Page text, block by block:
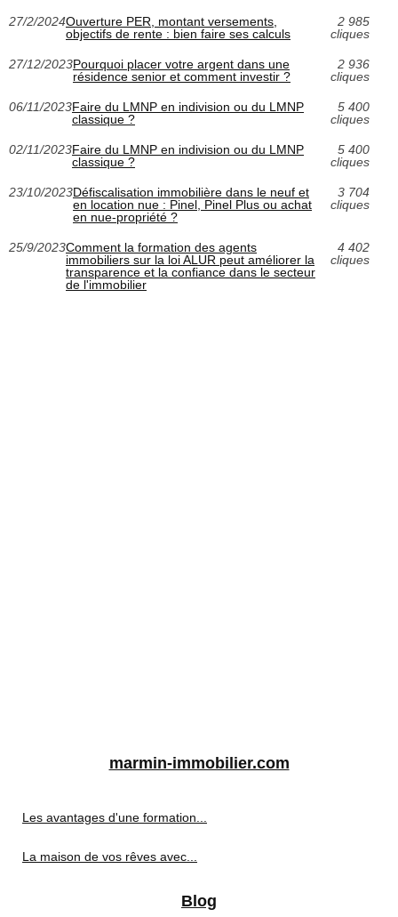
27/2/2024Ouverture PER, montant versements,
objectifs de rente : bien faire ses calculs
2 985
cliques
27/12/2023Pourquoi placer votre argent dans une
résidence senior et comment investir ?
2 936
cliques
06/11/2023Faire du LMNP en indivision ou du LMNP
classique ?
5 400
cliques
02/11/2023Faire du LMNP en indivision ou du LMNP
classique ?
5 400
cliques
23/10/2023Défiscalisation immobilière dans le neuf et
en location nue : Pinel, Pinel Plus ou achat
en nue-propriété ?
3 704
cliques
25/9/2023Comment la formation des agents
immobiliers sur la loi ALUR peut améliorer la
transparence et la confiance dans le secteur
de l'immobilier
4 402
cliques
marmin-immobilier.com
Les avantages d'une formation...
La maison de vos rêves avec...
Blog